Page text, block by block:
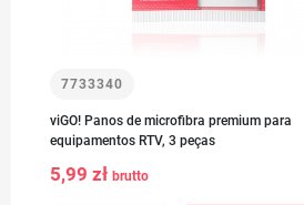
7733340
viGO! Panos de microfibra premium para
equipamentos RTV, 3 peças
5,99 zł brutto